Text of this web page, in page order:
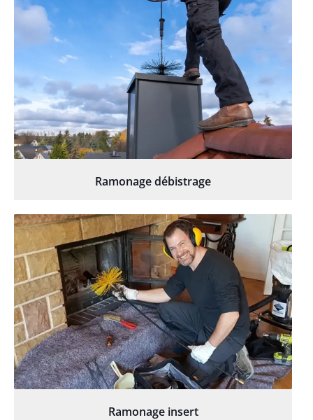
Ramonage débistrage
Ramonage insert